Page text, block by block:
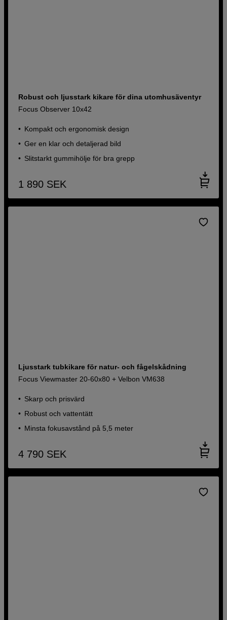
Robust och ljusstark kikare för dina utomhusäventyr
Focus Observer 10x42
Kompakt och ergonomisk design
Ger en klar och detaljerad bild
Slitstarkt gummihölje för bra grepp
1 890 SEK
Ljusstark tubkikare för natur- och fågelskådning
Focus Viewmaster 20-60x80 + Velbon VM638
Skarp och prisvärd
Robust och vattentätt
Minsta fokusavstånd på 5,5 meter
4 790 SEK